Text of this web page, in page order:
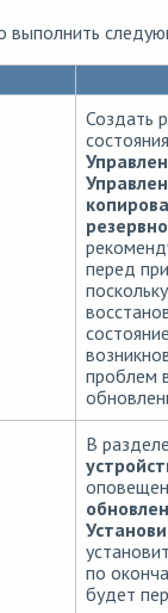
выполнить
Создать
перед
проблем
В
по
будет